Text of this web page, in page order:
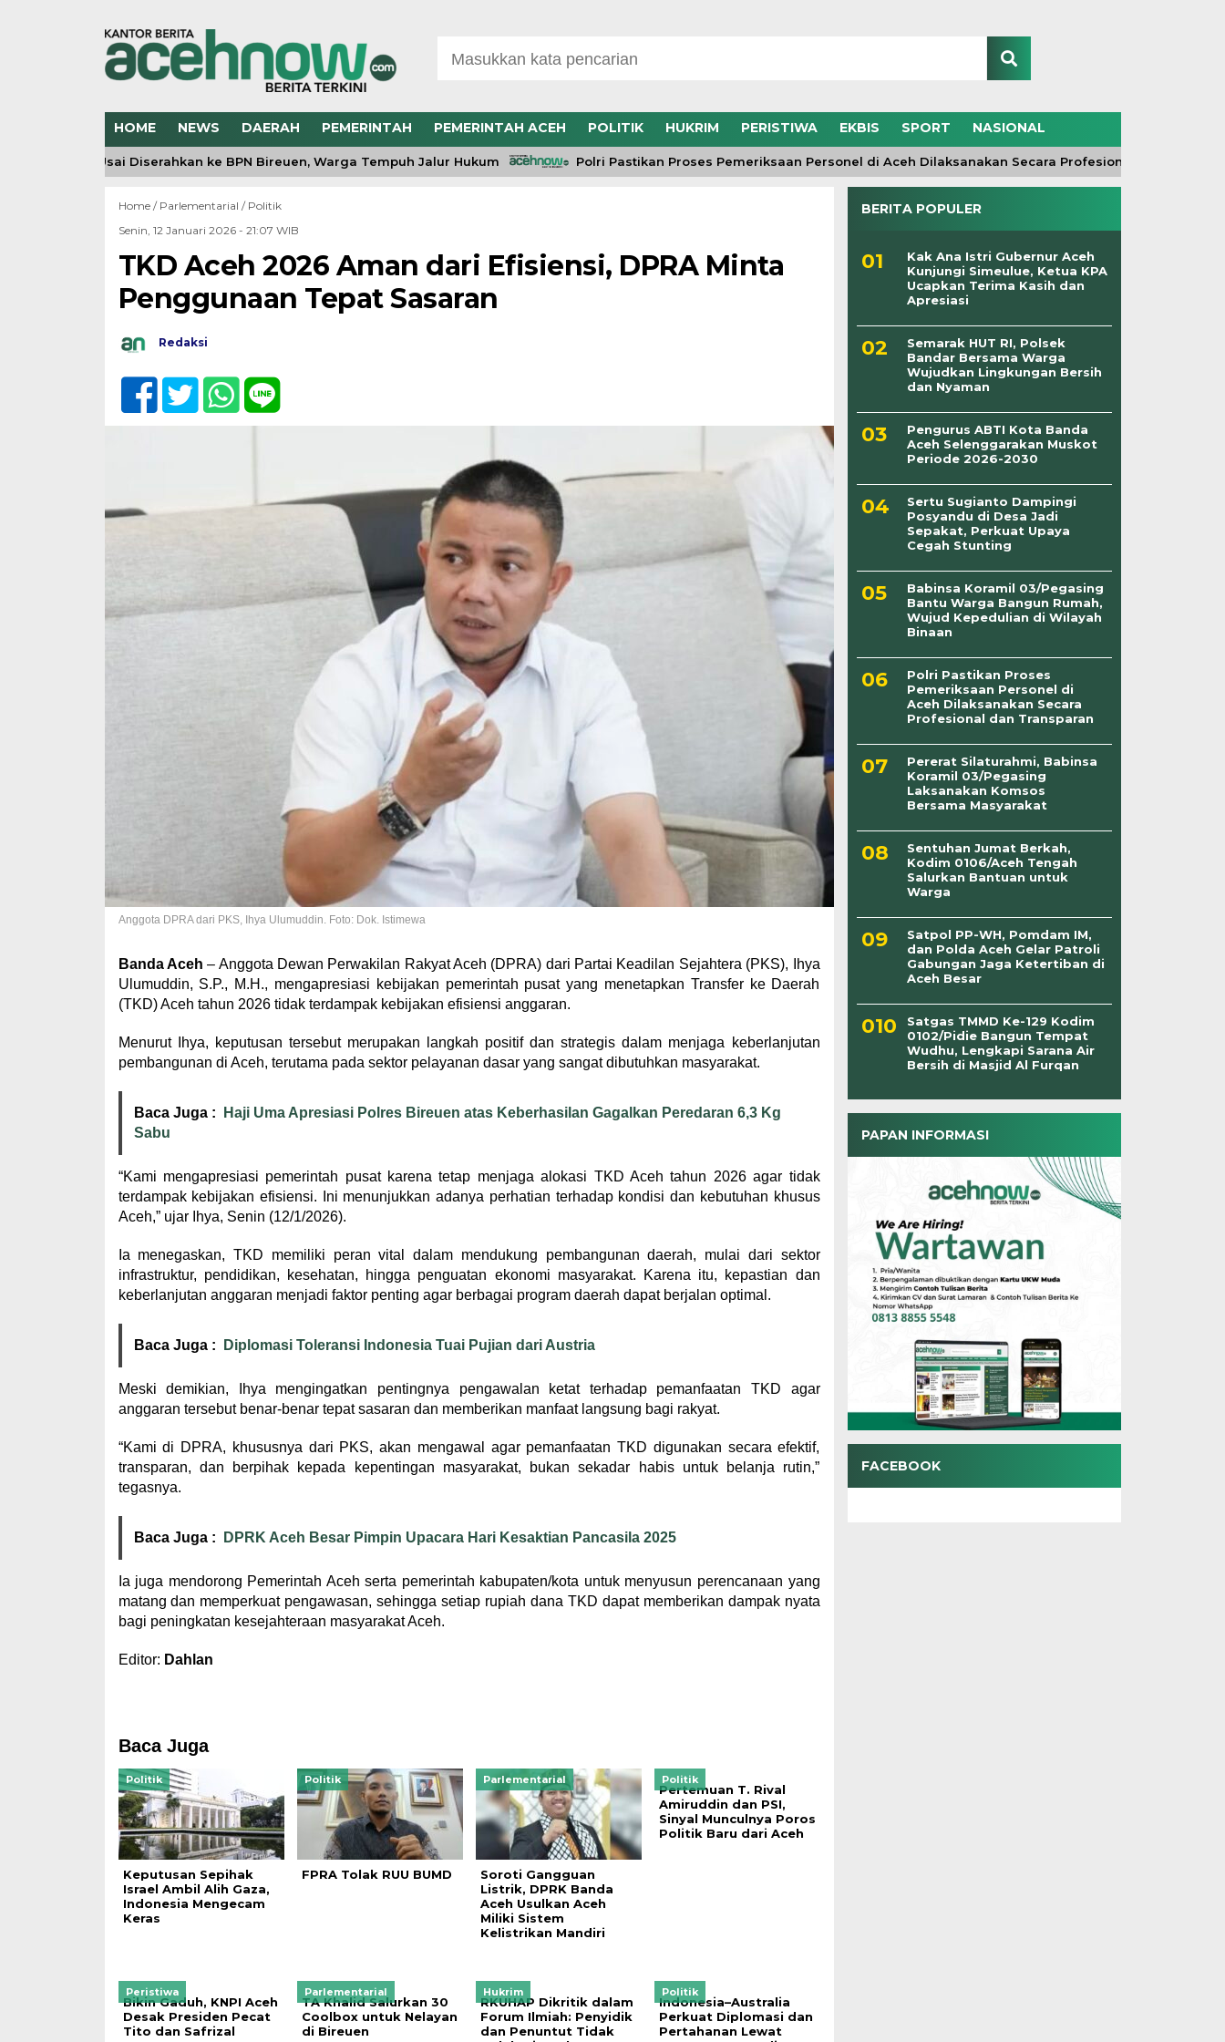
HOME NEWS DAERAH PEMERINTAH PEMERINTAH ACEH POLITIK HUKRIM PERISTIWA EKBIS SPORT NASIONAL
Hilang Usai Diserahkan ke BPN Bireuen, Warga Tempuh Jalur Hukum Polri Pastikan Proses Pemeriksaan Personel di Aceh Dilaksanakan Secara Profesional dan Transparan
Home / Parlementarial / Politik
Senin, 12 Januari 2026 - 21:07 WIB
TKD Aceh 2026 Aman dari Efisiensi, DPRA Minta
Penggunaan Tepat Sasaran
Redaksi
Anggota DPRA dari PKS, Ihya Ulumuddin. Foto: Dok. Istimewa
Banda Aceh – Anggota Dewan Perwakilan Rakyat Aceh (DPRA) dari Partai Keadilan Sejahtera (PKS), Ihya
Ulumuddin, S.P., M.H., mengapresiasi kebijakan pemerintah pusat yang menetapkan Transfer ke Daerah
(TKD) Aceh tahun 2026 tidak terdampak kebijakan efisiensi anggaran.
Menurut Ihya, keputusan tersebut merupakan langkah positif dan strategis dalam menjaga keberlanjutan
pembangunan di Aceh, terutama pada sektor pelayanan dasar yang sangat dibutuhkan masyarakat.
Baca Juga :
Haji Uma Apresiasi Polres Bireuen atas Keberhasilan Gagalkan Peredaran 6,3 Kg
Sabu
“Kami mengapresiasi pemerintah pusat karena tetap menjaga alokasi TKD Aceh tahun 2026 agar tidak
terdampak kebijakan efisiensi. Ini menunjukkan adanya perhatian terhadap kondisi dan kebutuhan khusus
Aceh,” ujar Ihya, Senin (12/1/2026).
Ia menegaskan, TKD memiliki peran vital dalam mendukung pembangunan daerah, mulai dari sektor
infrastruktur, pendidikan, kesehatan, hingga penguatan ekonomi masyarakat. Karena itu, kepastian dan
keberlanjutan anggaran menjadi faktor penting agar berbagai program daerah dapat berjalan optimal.
Baca Juga : Diplomasi Toleransi Indonesia Tuai Pujian dari Austria
Meski demikian, Ihya mengingatkan pentingnya pengawalan ketat terhadap pemanfaatan TKD agar
anggaran tersebut benar-benar tepat sasaran dan memberikan manfaat langsung bagi rakyat.
“Kami di DPRA, khususnya dari PKS, akan mengawal agar pemanfaatan TKD digunakan secara efektif,
transparan, dan berpihak kepada kepentingan masyarakat, bukan sekadar habis untuk belanja rutin,”
tegasnya.
Baca Juga : DPRK Aceh Besar Pimpin Upacara Hari Kesaktian Pancasila 2025
Ia juga mendorong Pemerintah Aceh serta pemerintah kabupaten/kota untuk menyusun perencanaan yang
matang dan memperkuat pengawasan, sehingga setiap rupiah dana TKD dapat memberikan dampak nyata
bagi peningkatan kesejahteraan masyarakat Aceh.
Editor: Dahlan
Baca Juga
Politik
Keputusan Sepihak
Israel Ambil Alih Gaza,
Indonesia Mengecam
Keras
Politik
FPRA Tolak RUU BUMD
Parlementarial
Soroti Gangguan
Listrik, DPRK Banda
Aceh Usulkan Aceh
Miliki Sistem
Kelistrikan Mandiri
Politik
Pertemuan T. Rival
Amiruddin dan PSI,
Sinyal Munculnya Poros
Politik Baru dari Aceh
Peristiwa
Bikin Gaduh, KNPI Aceh
Desak Presiden Pecat
Tito dan Safrizal
Parlementarial
TA Khalid Salurkan 30
Coolbox untuk Nelayan
di Bireuen
Hukrim
RKUHAP Dikritik dalam
Forum Ilmiah: Penyidik
dan Penuntut Tidak
Politik
Indonesia–Australia
Perkuat Diplomasi dan
Pertahanan Lewat
BERITA POPULER
Kak Ana Istri Gubernur Aceh
Kunjungi Simeulue, Ketua KPA
Ucapkan Terima Kasih dan
Apresiasi
Semarak HUT RI, Polsek
Bandar Bersama Warga
Wujudkan Lingkungan Bersih
dan Nyaman
Pengurus ABTI Kota Banda
Aceh Selenggarakan Muskot
Periode 2026-2030
Sertu Sugianto Dampingi
Posyandu di Desa Jadi
Sepakat, Perkuat Upaya
Cegah Stunting
Babinsa Koramil 03/Pegasing
Bantu Warga Bangun Rumah,
Wujud Kepedulian di Wilayah
Binaan
Polri Pastikan Proses
Pemeriksaan Personel di
Aceh Dilaksanakan Secara
Profesional dan Transparan
Pererat Silaturahmi, Babinsa
Koramil 03/Pegasing
Laksanakan Komsos
Bersama Masyarakat
Sentuhan Jumat Berkah,
Kodim 0106/Aceh Tengah
Salurkan Bantuan untuk
Warga
Satpol PP-WH, Pomdam IM,
dan Polda Aceh Gelar Patroli
Gabungan Jaga Ketertiban di
Aceh Besar
Satgas TMMD Ke-129 Kodim
0102/Pidie Bangun Tempat
Wudhu, Lengkapi Sarana Air
Bersih di Masjid Al Furqan
PAPAN INFORMASI
FACEBOOK